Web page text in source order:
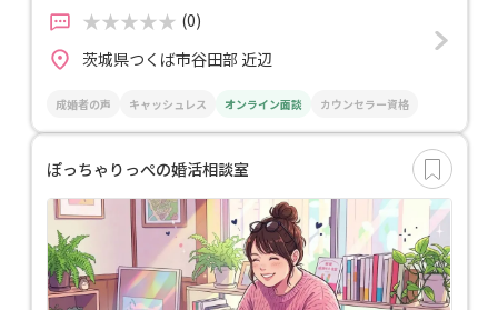
(0)
茨城県つくば市谷田部 近辺
成婚者の声 キャッシュレス オンライン面談 カウンセラー資格
ぽっちゃりっぺの婚活相談室